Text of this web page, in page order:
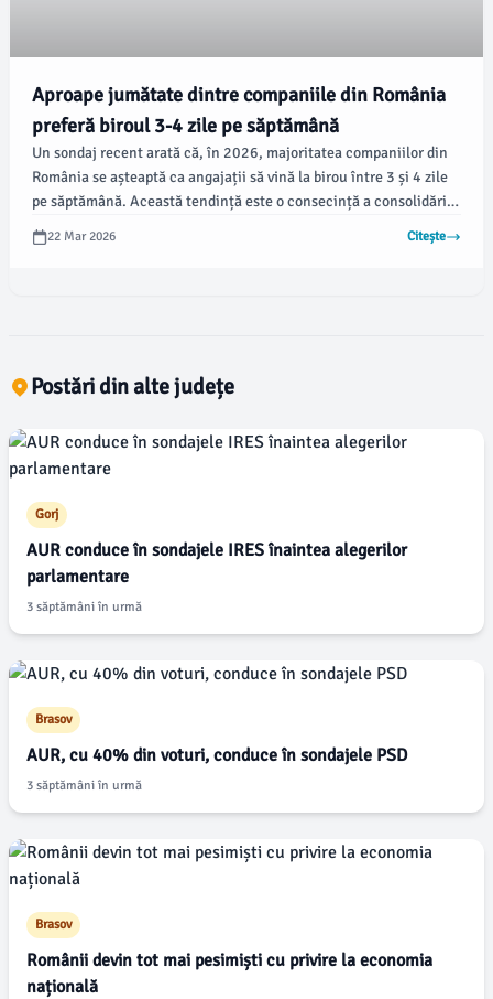
Aproape jumătate dintre companiile din România
preferă biroul 3-4 zile pe săptămână
Un sondaj recent arată că, în 2026, majoritatea companiilor din
România se așteaptă ca angajații să vină la birou între 3 și 4 zile
pe săptămână. Această tendință este o consecință a consolidării
modelului de lucru hibrid.
22 Mar 2026 Citește
Postări din alte județe
Gorj
AUR conduce în sondajele IRES înaintea alegerilor
parlamentare
3 săptămâni în urmă
Brasov
AUR, cu 40% din voturi, conduce în sondajele PSD
3 săptămâni în urmă
Brasov
Românii devin tot mai pesimiști cu privire la economia
națională